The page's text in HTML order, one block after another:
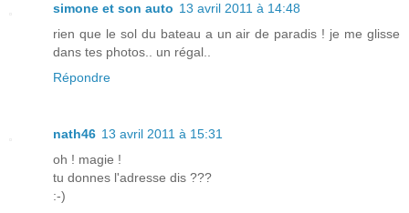
simone et son auto 13 avril 2011 à 14:48
rien que le sol du bateau a un air de paradis ! je me glisse
dans tes photos.. un régal..
Répondre
nath46 13 avril 2011 à 15:31
oh ! magie !
tu donnes l'adresse dis ???
:-)